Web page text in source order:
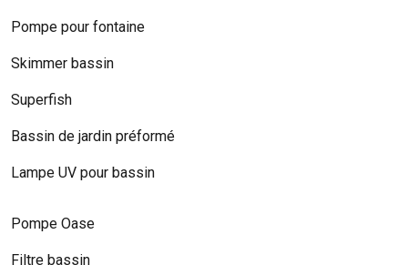
Pompe pour fontaine
Skimmer bassin
Superfish
Bassin de jardin préformé
Lampe UV pour bassin
Pompe Oase
Filtre bassin